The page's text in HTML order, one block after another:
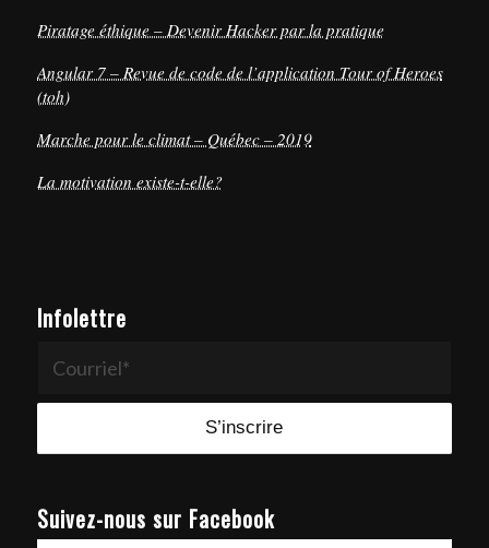
Piratage éthique – Devenir Hacker par la pratique
Angular 7 – Revue de code de l’application Tour of Heroes
(toh)
Marche pour le climat – Québec – 2019
La motivation existe-t-elle?
Infolettre
Suivez-nous sur Facebook